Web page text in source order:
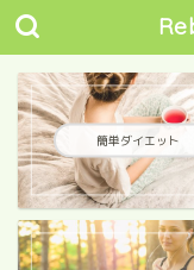
簡単ダイエット